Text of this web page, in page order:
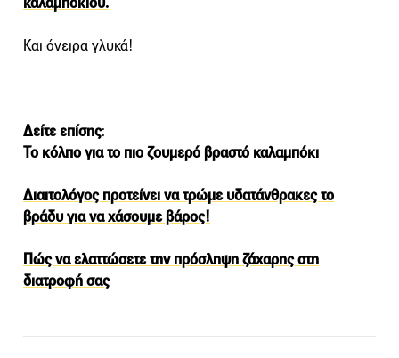
Και όνειρα γλυκά!
Δείτε επίσης:
Το κόλπο για το πιο ζουμερό βραστό καλαμπόκι
Διαιτολόγος προτείνει να τρώμε υδατάνθρακες το
βράδυ για να χάσουμε βάρος!
Πώς να ελαττώσετε την πρόσληψη ζάχαρης στη
διατροφή σας